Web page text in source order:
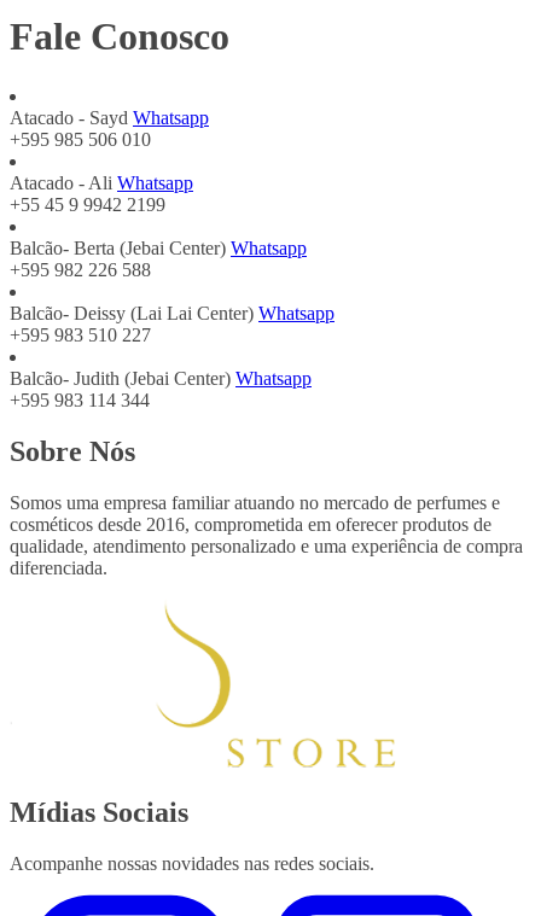
Fale Conosco
Atacado - Sayd Whatsapp
+595 985 506 010
Atacado - Ali Whatsapp
+55 45 9 9942 2199
Balcão- Berta (Jebai Center) Whatsapp
+595 982 226 588
Balcão- Deissy (Lai Lai Center) Whatsapp
+595 983 510 227
Balcão- Judith (Jebai Center) Whatsapp
+595 983 114 344
Sobre Nós
Somos uma empresa familiar atuando no mercado de perfumes e
cosméticos desde 2016, comprometida em oferecer produtos de
qualidade, atendimento personalizado e uma experiência de compra
diferenciada.
Mídias Sociais
Acompanhe nossas novidades nas redes sociais.